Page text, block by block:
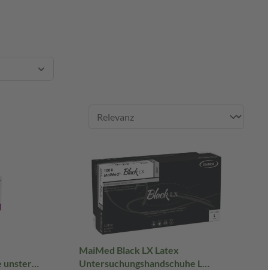
unsteril
MaiMed Black LX Latex
Untersuchungshandschuhe L